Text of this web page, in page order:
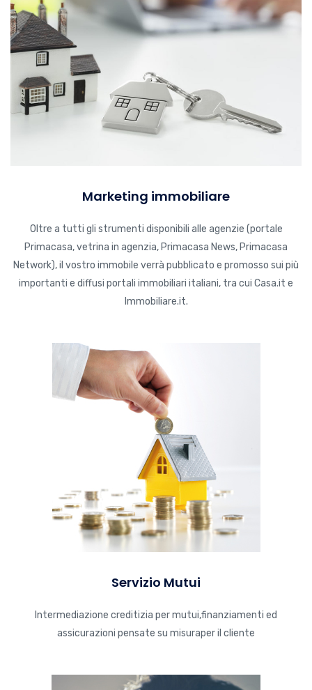
Marketing immobiliare
Oltre a tutti gli strumenti disponibili alle agenzie (portale
Primacasa, vetrina in agenzia, Primacasa News, Primacasa
Network), il vostro immobile verrà pubblicato e promosso sui più
importanti e diffusi portali immobiliari italiani, tra cui Casa.it e
Immobiliare.it.
Servizio Mutui
Intermediazione creditizia per mutui,finanziamenti ed
assicurazioni pensate su misuraper il cliente